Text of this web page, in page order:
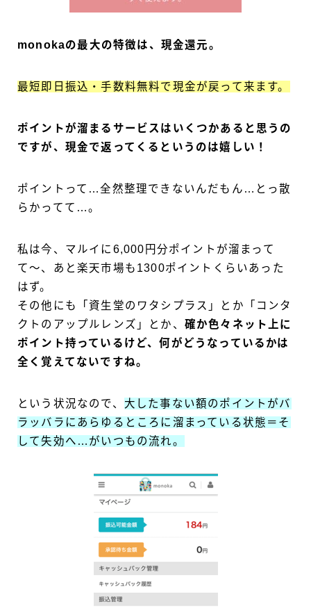
monokaの最大の特徴は、現金還元。
最短即日振込・手数料無料で現金が戻って来ます。
ポイントが溜まるサービスはいくつかあると思うの
ですが、現金で返ってくるというのは嬉しい！
ポイントって…全然整理できないんだもん…とっ散
らかってて…。
私は今、マルイに6,000円分ポイントが溜まって
て〜、あと楽天市場も1300ポイントくらいあった
はず。
その他にも「資生堂のワタシプラス」とか「コンタ
クトのアップルレンズ」とか、 確か色々ネット上に
ポイント持っているけど、何がどうなっているかは
全く覚えてないですね。
という状況なので、 大した事ない額のポイントがバ
ラッバラにあらゆるところに溜まっている状態＝そ
して失効へ…がいつもの流れ。